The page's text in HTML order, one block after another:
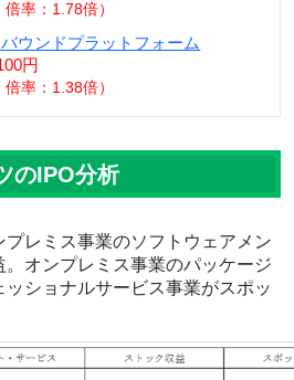
倍率：1.78倍
ウンドプラットフォーム
円
倍率：1.38倍
のIPO分析
レミス事業のソフトウェアメン
オンプレミス事業のパッケージ
ショナルサービス事業がスポッ